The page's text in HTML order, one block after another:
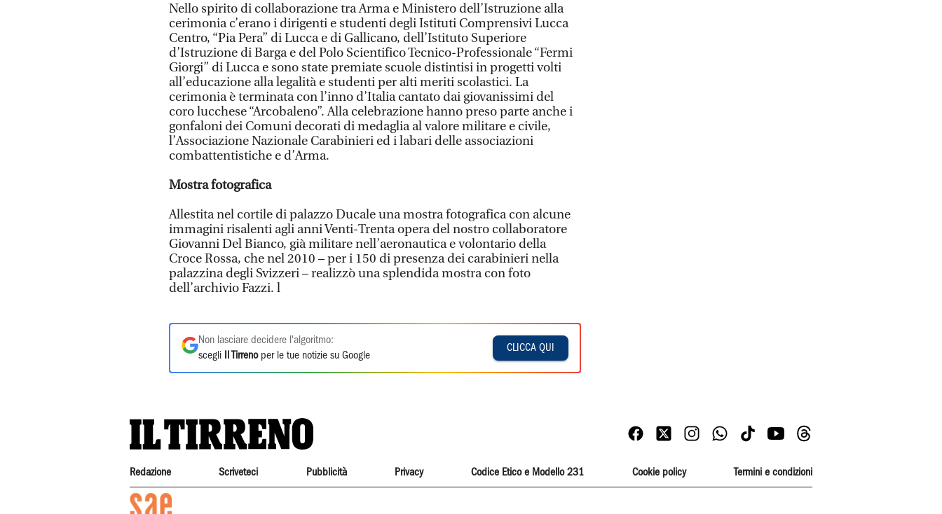
Nello spirito di collaborazione tra Arma e Ministero dell’Istruzione alla
cerimonia c’erano i dirigenti e studenti degli Istituti Comprensivi Lucca
Centro, “Pia Pera” di Lucca e di Gallicano, dell’Istituto Superiore
d’Istruzione di Barga e del Polo Scientifico Tecnico-Professionale “Fermi
Giorgi” di Lucca e sono state premiate scuole distintisi in progetti volti
all’educazione alla legalità e studenti per alti meriti scolastici. La
cerimonia è terminata con l’inno d’Italia cantato dai giovanissimi del
coro lucchese “Arcobaleno”. Alla celebrazione hanno preso parte anche i
gonfaloni dei Comuni decorati di medaglia al valore militare e civile,
l’Associazione Nazionale Carabinieri ed i labari delle associazioni
combattentistiche e d’Arma.
Mostra fotografica
Allestita nel cortile di palazzo Ducale una mostra fotografica con alcune
immagini risalenti agli anni Venti-Trenta opera del nostro collaboratore
Giovanni Del Bianco, già militare nell’aeronautica e volontario della
Croce Rossa, che nel 2010 – per i 150 di presenza dei carabinieri nella
palazzina degli Svizzeri – realizzò una splendida mostra con foto
dell’archivio Fazzi. l
Non lasciare decidere l'algoritmo:
scegli
Il Tirrenoper le tue notizie su Google
CLICCA QUI
Redazione Scriveteci Pubblicità Privacy Codice Etico e Modello 231 Cookie policy Termini e condizioni